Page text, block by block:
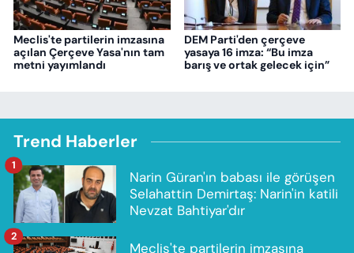
Meclis'te partilerin imzasına
açılan Çerçeve Yasa'nın tam
metni yayımlandı
DEM Parti'den çerçeve
yasaya 16 imza: “Bu imza
barış ve ortak gelecek için”
Trend Haberler
Narin Güran'ın babası ile görüşen
Selahattin Demirtaş: Narin'in katili
Nevzat Bahtiyar'dır
1
Meclis'te partilerin imzasına
2